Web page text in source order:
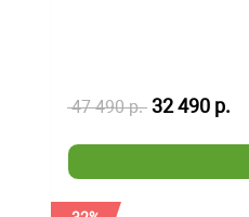
47 490 р. 32 490 р.